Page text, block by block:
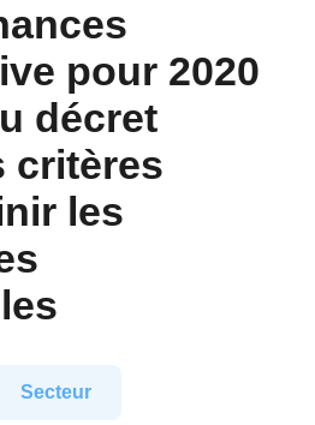
pour 2020
décret
critères
les
Secteur